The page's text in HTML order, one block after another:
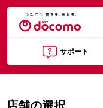
サポート